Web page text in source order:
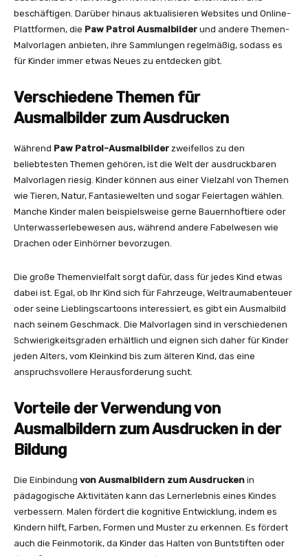
beschäftigen. Darüber hinaus aktualisieren Websites und Online-
Plattformen, die Paw Patrol Ausmalbilder und andere Themen-
Malvorlagen anbieten, ihre Sammlungen regelmäßig, sodass es
für Kinder immer etwas Neues zu entdecken gibt.
Verschiedene Themen für
Ausmalbilder zum Ausdrucken
Während Paw Patrol-Ausmalbilder zweifellos zu den
beliebtesten Themen gehören, ist die Welt der ausdruckbaren
Malvorlagen riesig. Kinder können aus einer Vielzahl von Themen
wie Tieren, Natur, Fantasiewelten und sogar Feiertagen wählen.
Manche Kinder malen beispielsweise gerne Bauernhoftiere oder
Unterwasserlebewesen aus, während andere Fabelwesen wie
Drachen oder Einhörner bevorzugen.
Die große Themenvielfalt sorgt dafür, dass für jedes Kind etwas
dabei ist. Egal, ob Ihr Kind sich für Fahrzeuge, Weltraumabenteuer
oder seine Lieblingscartoons interessiert, es gibt ein Ausmalbild
nach seinem Geschmack. Die Malvorlagen sind in verschiedenen
Schwierigkeitsgraden erhältlich und eignen sich daher für Kinder
jeden Alters, vom Kleinkind bis zum älteren Kind, das eine
anspruchsvollere Herausforderung sucht.
Vorteile der Verwendung von
Ausmalbildern zum Ausdrucken in der
Bildung
Die Einbindung von Ausmalbildern zum Ausdrucken in
pädagogische Aktivitäten kann das Lernerlebnis eines Kindes
verbessern. Malen fördert die kognitive Entwicklung, indem es
Kindern hilft, Farben, Formen und Muster zu erkennen. Es fördert
auch die Feinmotorik, da Kinder das Halten von Buntstiften oder